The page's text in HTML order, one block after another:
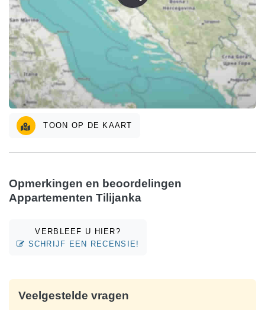
TOON OP DE KAART
Opmerkingen en beoordelingen
Appartementen Tilijanka
VERBLEEF U HIER?
SCHRIJF EEN RECENSIE!
Veelgestelde vragen